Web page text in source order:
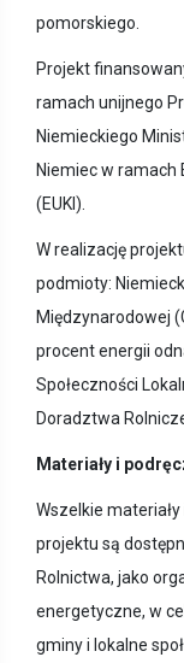
pomorskiego.
Projekt
ramach unijnego
Niemieckiego
Niemiec w ramach
(EUKI).
W realizację
podmioty:
Międzynarodowej
procent energii
Społeczności
Doradztwa
Materiały i
Wszelkie
projektu są
Rolnictwa, jako
energetyczne, w
gminy i lokalne